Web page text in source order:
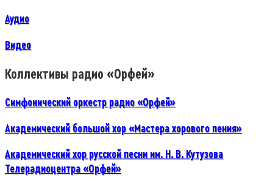
Аудио
Видео
Коллективы радио «Opфей»
Симфонический оркестр paдиo «Opфей»
Академический большой хор «Мастера хорового пения»
Академический хор русской песни им. Н. В. Кутузова
Телерадиоцентра «Орфей»